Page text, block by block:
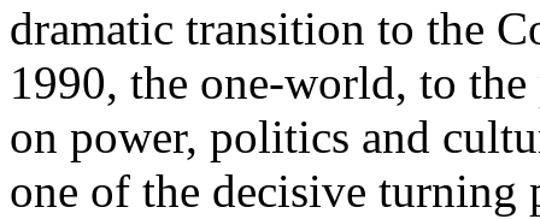
dramatic transition to the
1990, the one-world, to the
on power, politics and
one of the decisive turning